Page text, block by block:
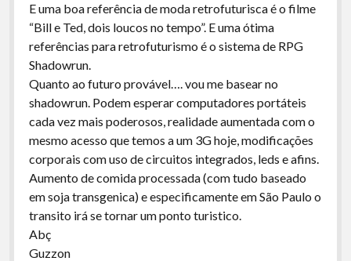
E uma boa referência de moda retrofuturisca é o filme
“Bill e Ted, dois loucos no tempo”. E uma ótima
referências para retrofuturismo é o sistema de RPG
Shadowrun.
Quanto ao futuro provável…. vou me basear no
shadowrun. Podem esperar computadores portáteis
cada vez mais poderosos, realidade aumentada com o
mesmo acesso que temos a um 3G hoje, modificações
corporais com uso de circuitos integrados, leds e afins.
Aumento de comida processada (com tudo baseado
em soja transgenica) e especificamente em São Paulo o
transito irá se tornar um ponto turistico.
Abç
Guzzon